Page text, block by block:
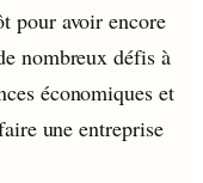
pour avoir encore
nombreux défis à
économiques et
une entreprise